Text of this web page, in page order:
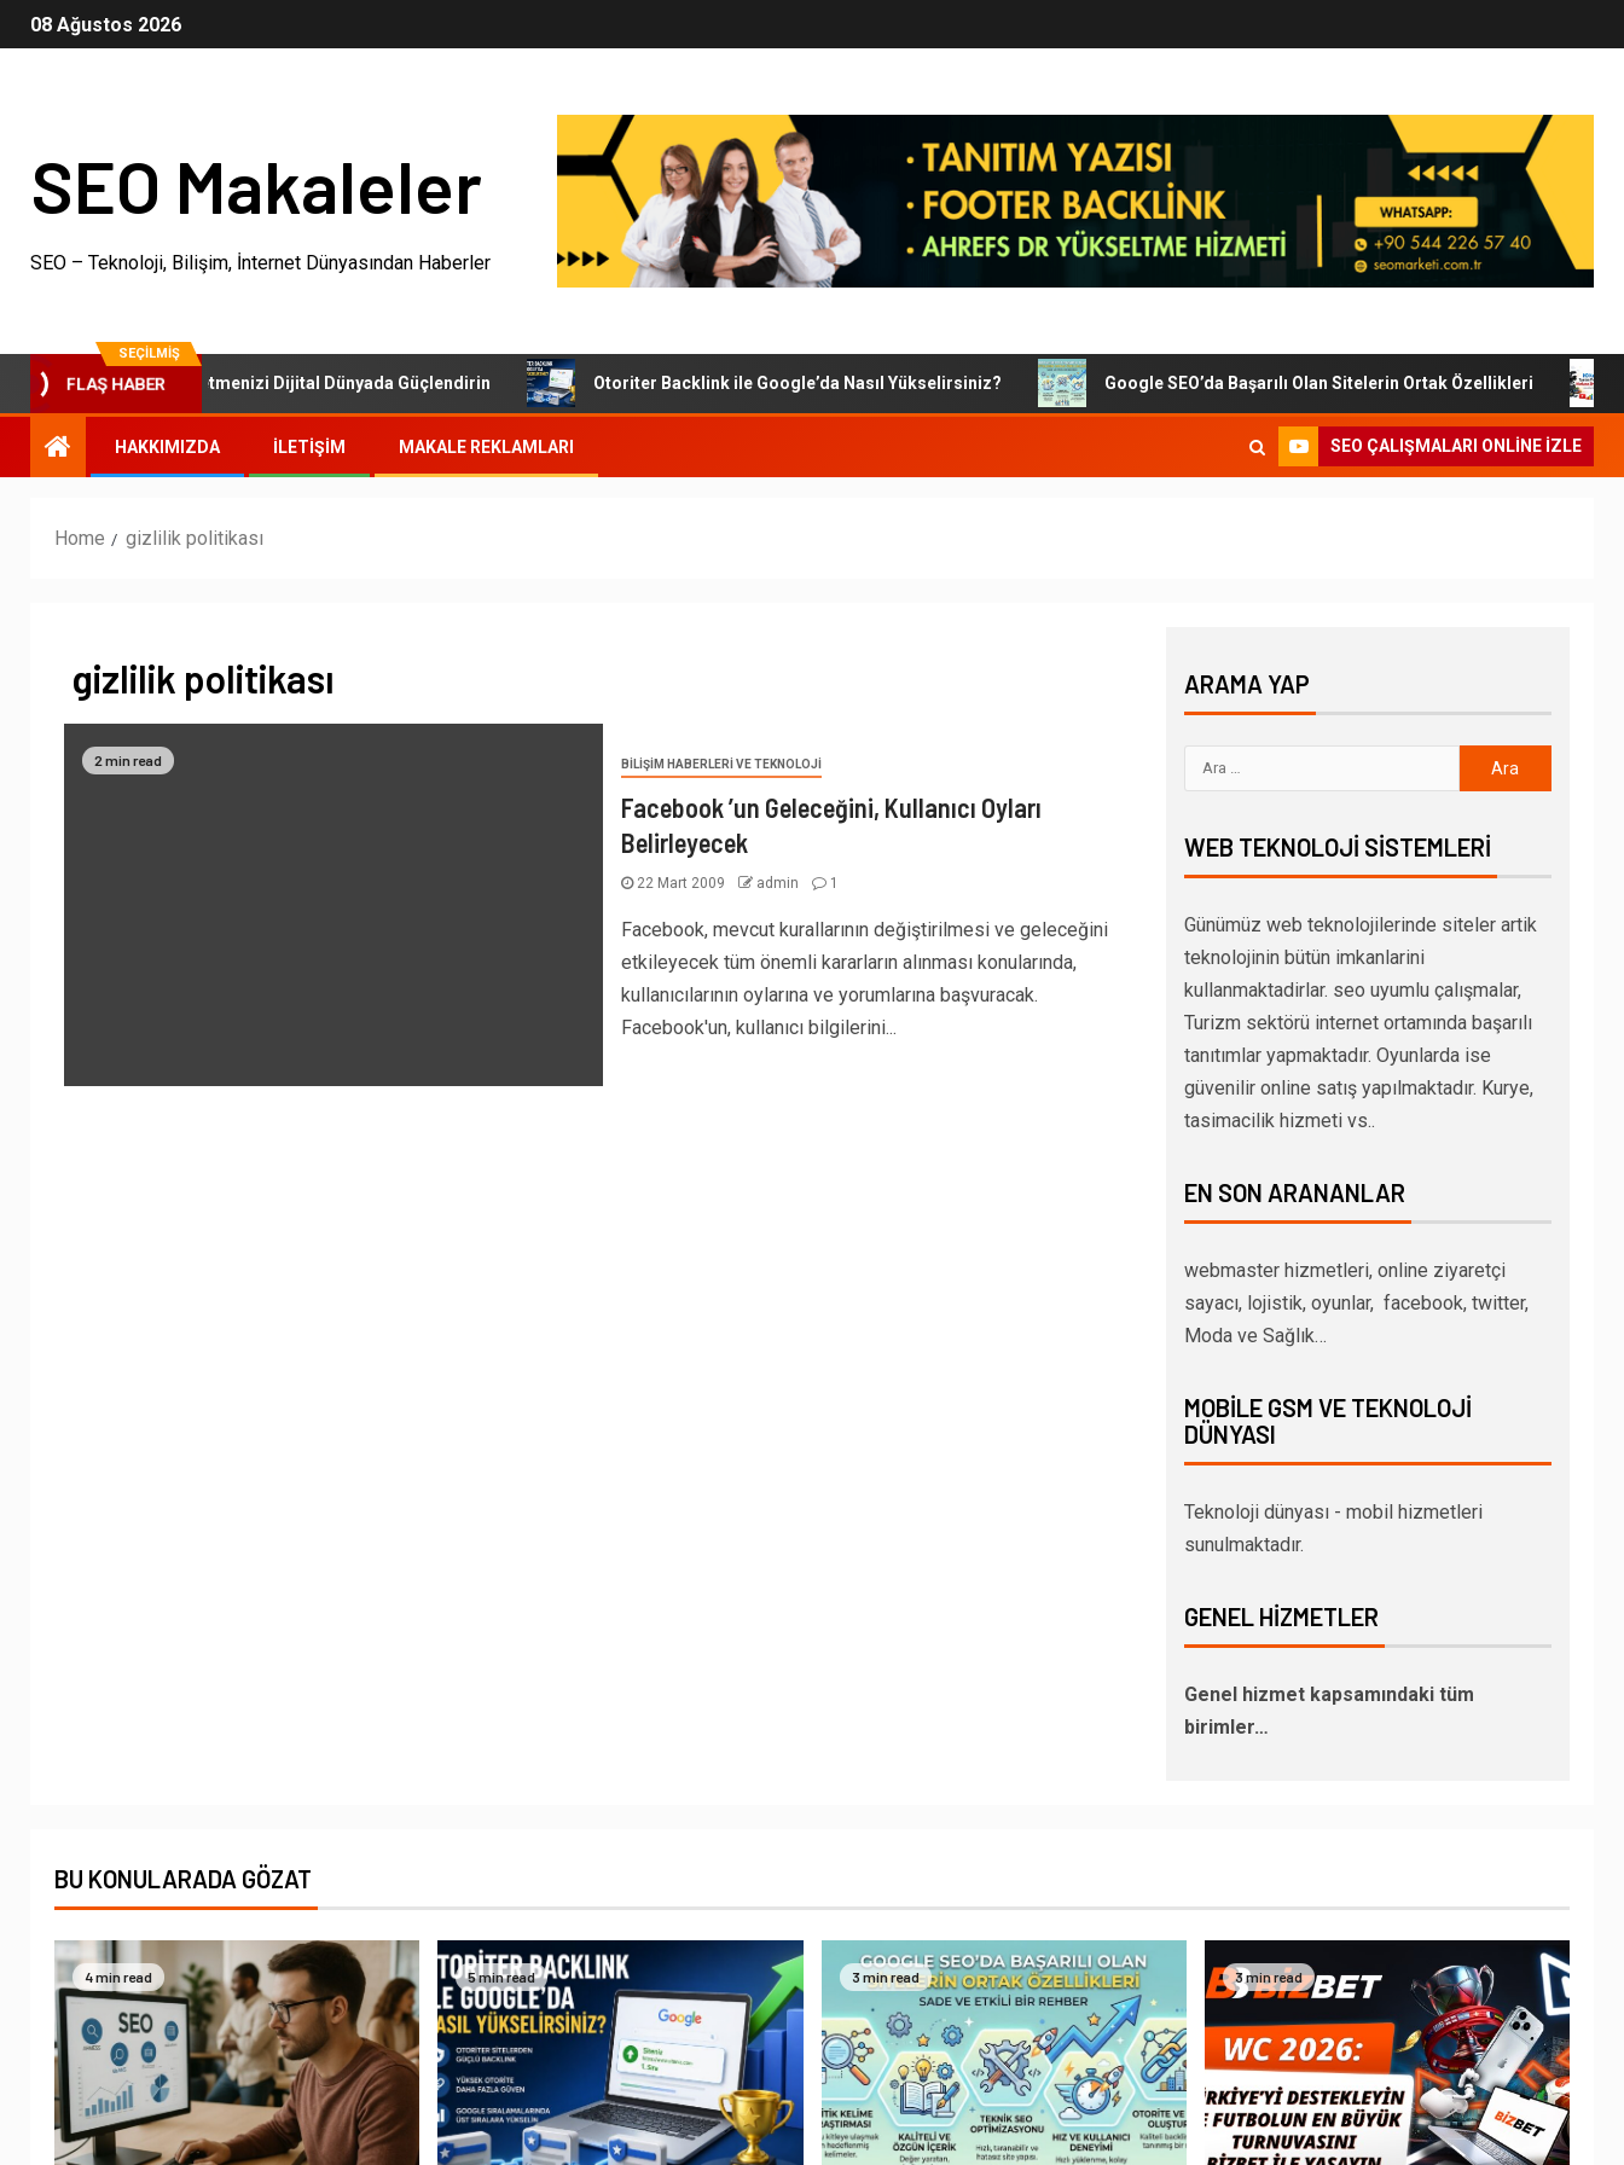
08 Ağustos 2026
SEO Makaleler
SEO – Teknoloji, Bilişim, İnternet Dünyasından Haberler
SEÇILMIŞ
FLAŞ HABER
SEO Paketleri: İşletmenizi Dijital Dünyada Güçlendirin Otoriter Backlink ile Google’da Nasıl Yükselirsiniz? Google SEO’da Başarılı Olan Sitelerin Ortak Özellikleri
HAKKIMIZDA İLETIŞIM MAKALE REKLAMLARI SEO ÇALIŞMALARI ONLINE IZLE
Home gizlilik politikası
gizlilik politikası
2 min read BILIŞIM HABERLERI VE TEKNOLOJI
Facebook ’un Geleceğini, Kullanıcı Oyları
Belirleyecek
22 Mart 2009 admin 1
Facebook, mevcut kurallarının değiştirilmesi ve geleceğini
etkileyecek tüm önemli kararların alınması konularında,
kullanıcılarının oylarına ve yorumlarına başvuracak.
Facebook'un, kullanıcı bilgilerini...
ARAMA YAP
WEB TEKNOLOJI SISTEMLERI
Günümüz web teknolojilerinde siteler artik
teknolojinin bütün imkanlarini
kullanmaktadirlar. seo uyumlu çalışmalar,
Turizm sektörü internet ortamında başarılı
tanıtımlar yapmaktadır. Oyunlarda ise
güvenilir online satış yapılmaktadır. Kurye,
tasimacilik hizmeti vs..
EN SON ARANANLAR
webmaster hizmetleri, online ziyaretçi
sayacı, lojistik, oyunlar, facebook, twitter,
Moda ve Sağlık…
MOBILE GSM VE TEKNOLOJI
DÜNYASI
Teknoloji dünyası - mobil hizmetleri
sunulmaktadır.
GENEL HIZMETLER
Genel hizmet kapsamındaki tüm
birimler…
BU KONULARADA GÖZAT
4 min read 5 min read 3 min read 3 min read